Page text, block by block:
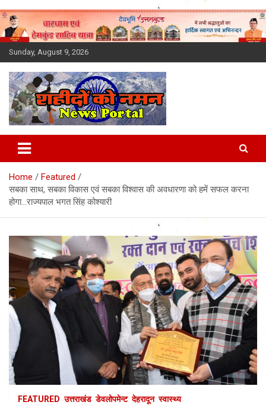
Skip
to
content
Sunday, August 9, 2026
Latest News Today, Breaking
News, Uttarakhand News in
Hindi
Home
Featured
सबका साथ, सबका विकास एवं सबका विश्वास की अवधारणा को हमें सफल करना
होगा…राज्यपाल भगत सिंह कोश्यारी
FEATURED उत्तराखंड डेवलोपमेन्ट देहरादून स्वास्थ्य